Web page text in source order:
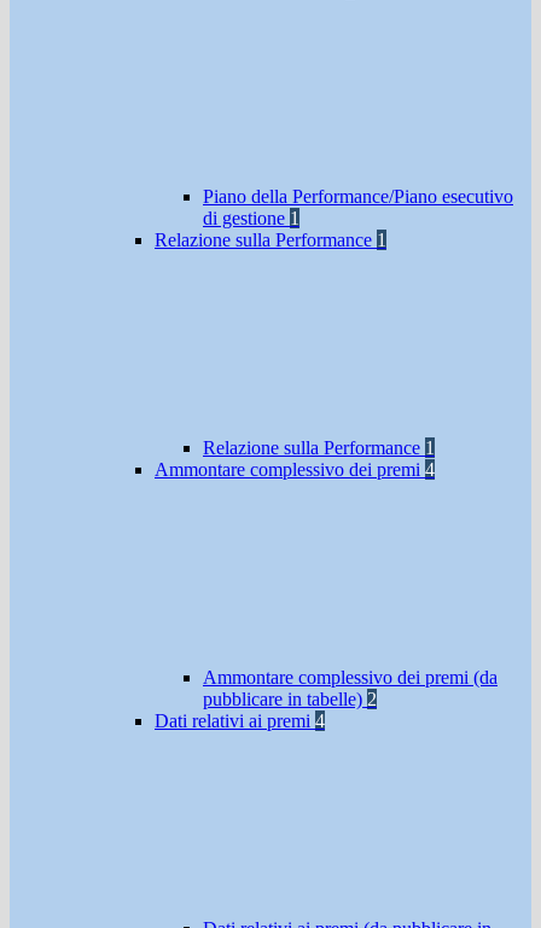
Piano della Performance/Piano esecutivo
di gestione 1
Relazione sulla Performance 1
Relazione sulla Performance 1
Ammontare complessivo dei premi 4
Ammontare complessivo dei premi (da
pubblicare in tabelle) 2
Dati relativi ai premi 4